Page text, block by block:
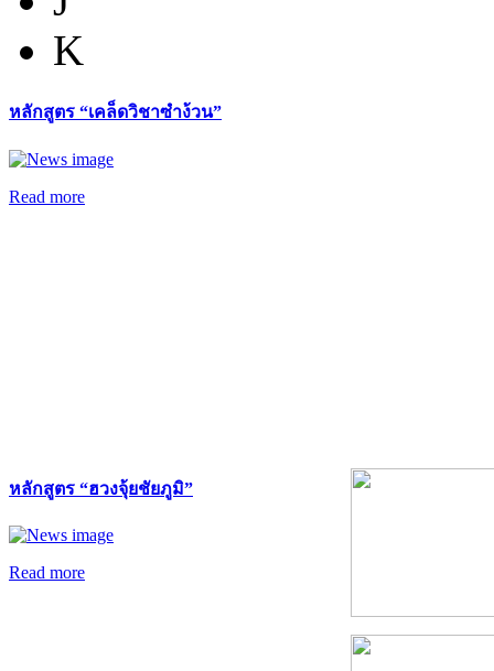
K
หลักสูตร “เคล็ดวิชาซำง้วน”
Read more
หลักสูตร “ฮวงจุ้ยชัยภูมิ”
Read more